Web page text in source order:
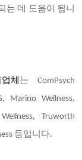
는 데 도움이 됩니
체 는 ComPsych
Marino Wellness,
Truworth
등입니다.